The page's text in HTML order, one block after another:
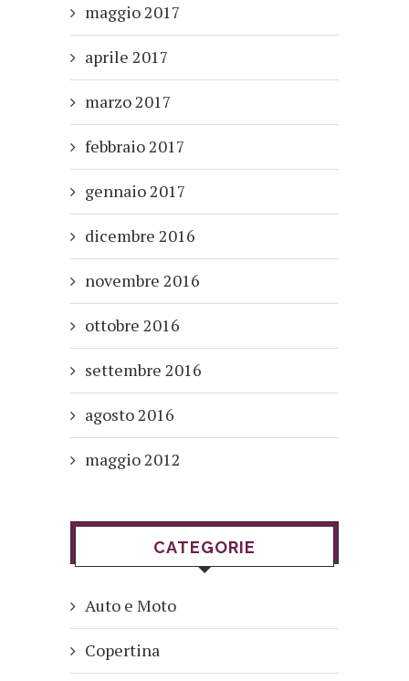
maggio 2017
aprile 2017
marzo 2017
febbraio 2017
gennaio 2017
dicembre 2016
novembre 2016
ottobre 2016
settembre 2016
agosto 2016
maggio 2012
CATEGORIE
Auto e Moto
Copertina